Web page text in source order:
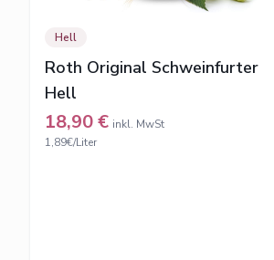
Hell
Roth Original Schweinfurter
Hell
18,90€ inkl. MwSt
1,89€/Liter